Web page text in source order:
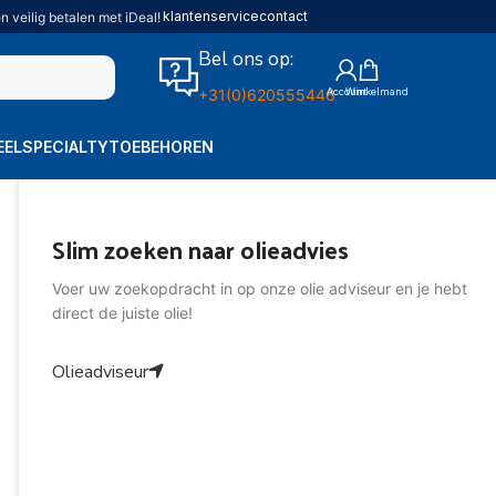
veilig betalen met iDeal!klantenservicecontact
Bel ons op:
+31(0)620555446
SPECIALTYTOEBEHOREN
Slim zoeken naar olieadvies
Voer uw zoekopdracht in op onze olie adviseur en je hebt
direct de juiste olie!
Olieadviseur